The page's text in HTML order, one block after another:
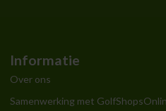
Informatie
Over ons
Samenwerking met